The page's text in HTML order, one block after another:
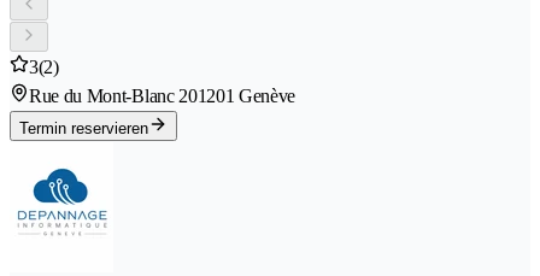
3(2)
Rue du Mont-Blanc 201201 Genève
Termin reservieren